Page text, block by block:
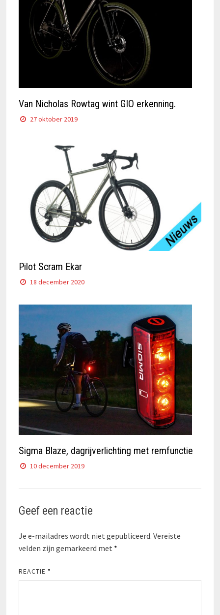
Van Nicholas Rowtag wint GIO erkenning.
27 oktober 2019
Pilot Scram Ekar
18 december 2020
Sigma Blaze, dagrijverlichting met remfunctie
10 december 2019
Geef een reactie
Je e-mailadres wordt niet gepubliceerd. Vereiste
velden zijn gemarkeerd met *
REACTIE *